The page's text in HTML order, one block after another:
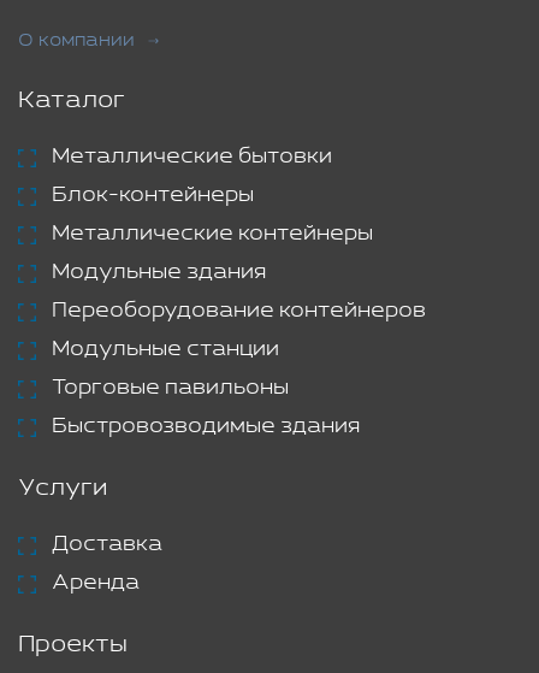
О компании
Каталог
Металлические бытовки
Блок-контейнеры
Металлические контейнеры
Модульные здания
Переоборудование контейнеров
Модульные станции
Торговые павильоны
Быстровозводимые здания
Услуги
Доставка
Аренда
Проекты